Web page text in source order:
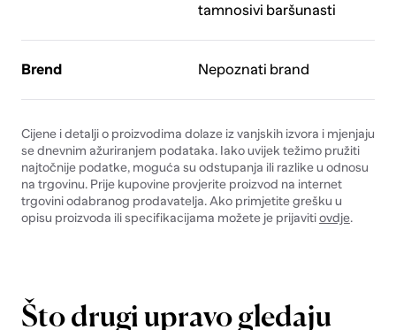
tamnosivi baršunasti
Brend Nepoznati brand
Cijene i detalji o proizvodima dolaze iz vanjskih izvora i mjenjaju
se dnevnim ažuriranjem podataka. Iako uvijek težimo pružiti
najtočnije podatke, moguća su odstupanja ili razlike u odnosu
na trgovinu. Prije kupovine provjerite proizvod na internet
trgovini odabranog prodavatelja. Ako primjetite grešku u
opisu proizvoda ili specifikacijama možete je prijavitiovdje.
Što drugi upravo gledaju